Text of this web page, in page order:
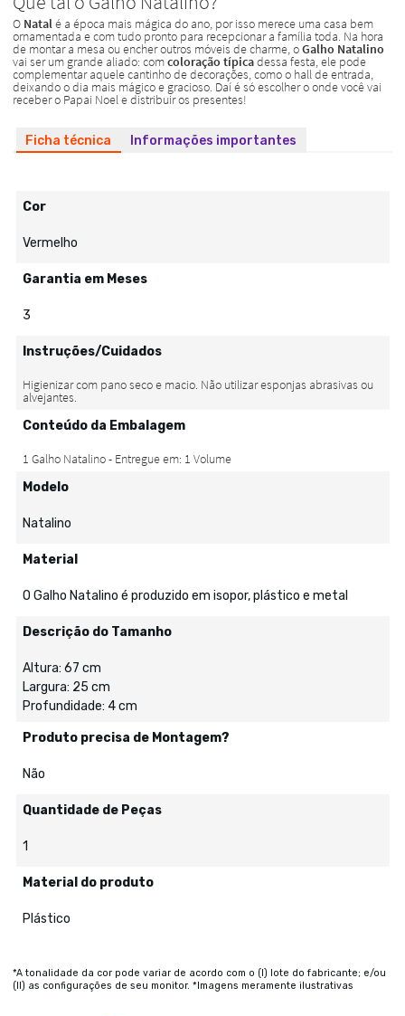
Ficha técnica Informações importantes
Cor
Vermelho
Garantia em Meses
3
Instruções/Cuidados
Conteúdo da Embalagem
Modelo
Natalino
Material
O Galho Natalino é produzido em isopor, plástico e metal
Descrição do Tamanho
Altura: 67 cm
Largura: 25 cm
Profundidade: 4 cm
Produto precisa de Montagem?
Não
Quantidade de Peças
1
Material do produto
Plástico
*A tonalidade da cor pode variar de acordo com o (I) lote do fabricante; e/ou
(II) as configurações de seu monitor. *Imagens meramente ilustrativas